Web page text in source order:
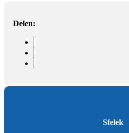
Delen:
Sfelek